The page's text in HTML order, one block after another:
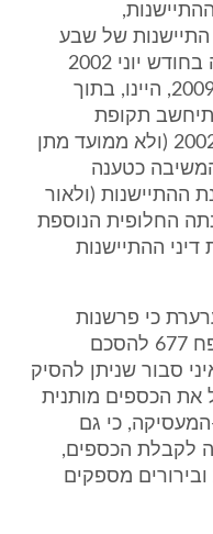
התיישנות של שבע
שנים. אי לכך, הרי שגב' X פוטרה בחודש יוני 2002
והגישה את התלונה בחודש מאי 2009, היינו, בתוך
תקופת
ההתיישנות ממועד הפיטורים ב-2002 (ולא ממועד מתן
המשיבה כטענה
ההתיישנות (ולאור
החלופית הנוספת
ההתיישנות
כי פרשנות
המשיבה בנוגע לסעיף 15ג' לנספח 677 להסכם
סבור שניתן להסיק
הכספים מותנית
כי גם
לקבלת הכספים,
מספקים